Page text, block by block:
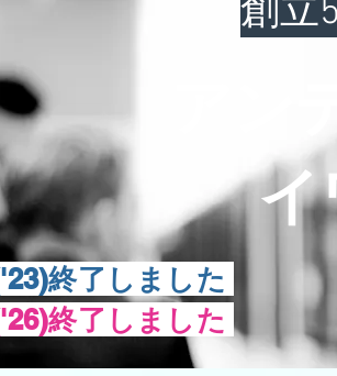
ア
創立
終了しました
終了しました